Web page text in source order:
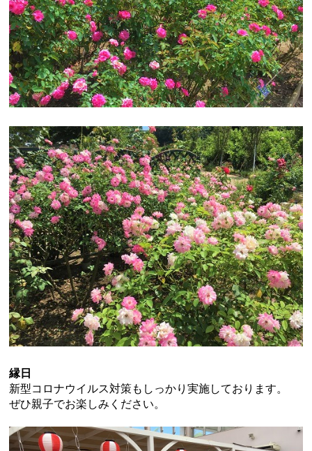
縁日
新型コロナウイルス対策もしっかり実施しております。
ぜひ親子でお楽しみください。